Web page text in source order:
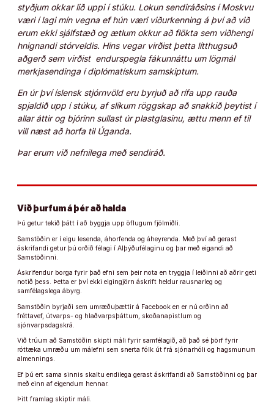
styðjum okkar lið uppi í stúku. Lokun sendiráðsins í Moskvu
væri í lagi mín vegna ef hún væri viðurkenning á því að við
erum ekki sjálfstæð og ætlum okkur að flökta sem viðhengi
hnignandi stórveldis. Hins vegar virðist þetta lítthugsuð
aðgerð sem virðist endurspegla fákunnáttu um lögmál
merkjasendinga í diplómatískum samskiptum.
En úr því íslensk stjórnvöld eru byrjuð að rífa upp rauða
spjaldið upp í stúku, af slíkum röggskap að snakkið þeytist í
allar áttir og bjórinn sullast úr plastglasinu, ættu menn ef til
vill næst að horfa til Úganda.
Þar erum við nefnilega með sendiráð.
Við þurfum á þér að halda
Þú getur tekið þátt í að byggja upp öflugum fjölmiðli.
Samstöðin er í eigu lesenda, áhorfenda og áheyrenda. Með því að gerast
áskrifandi getur þú orðið félagi í Alþýðufélaginu og þar með eigandi að
Samstöðinni.
Áskrifendur borga fyrir það efni sem þeir nota en tryggja í leiðinni að aðrir geti
notið þess. Þetta er því ekki eigingjörn áskrift heldur rausnarleg og
samfélagslega ábyrg.
Samstöðin byrjaði sem umræðuþættir á Facebook en er nú orðinn að
fréttavef, útvarps- og hlaðvarpsþáttum, skoðanapistlum og
sjónvarpsdagskrá.
Við trúum að Samstöðin skipti máli fyrir samfélagið, að það sé þörf fyrir
róttæka umræðu um málefni sem snerta fólk út frá sjónarhóli og hagsmunum
almennings.
Ef þú ert sama sinnis skaltu endilega gerast áskrifandi að Samstöðinni og þar
með einn af eigendum hennar.
Þitt framlag skiptir máli.